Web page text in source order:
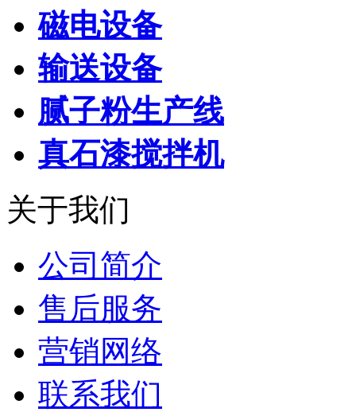
磁电设备
输送设备
腻子粉生产线
真石漆搅拌机
关于我们
公司简介
售后服务
营销网络
联系我们